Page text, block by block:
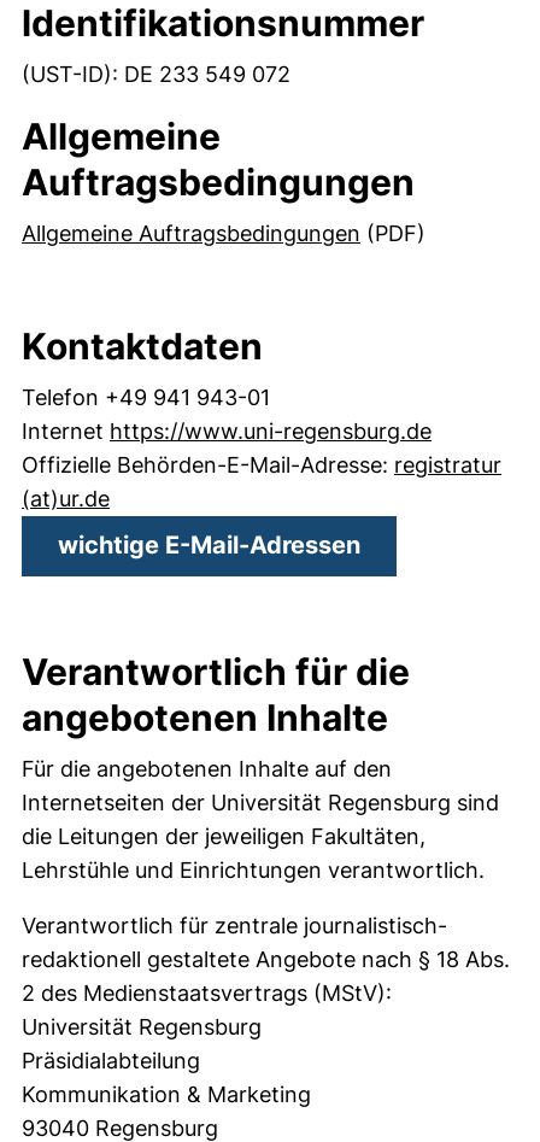
ldentifikationsnummer
(UST-ID): DE 233 549 072
Allgemeine
Auftragsbedingungen
Allgemeine Auftragsbedingungen (öffnet neues
(PDF)
Kontaktdaten
Telefon +49 941 943-01
Internet https://www.uni-regensburg.de(externer
Offizielle Behörden-E-Mail-Adresse: registratur​
(at)​ur.de(öffnet Ihr E-Mail-Programm)
wichtige E-Mail-Adressen
Verantwortlich für die
angebotenen Inhalte
Für die angebotenen Inhalte auf den
Internetseiten der Universität Regensburg sind
die Leitungen der jeweiligen Fakultäten,
Lehrstühle und Einrichtungen verantwortlich.
Verantwortlich für zentrale journalistisch-
redaktionell gestaltete Angebote nach § 18 Abs.
2 des Medienstaatsvertrags (MStV):
Universität Regensburg
Präsidialabteilung
Kommunikation & Marketing
93040 Regensburg